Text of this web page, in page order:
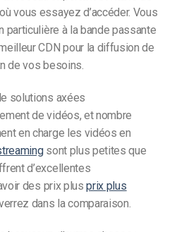
vous essayez d’accéder. Vous
particulière à la bande passante
CDN pour la diffusion de
de vos besoins.
solutions axées
de vidéos, et nombre
en charge les vidéos en
sont plus petites que
d’excellentes
des prix plusprix plus
dans la comparaison.